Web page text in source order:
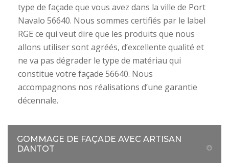
type de façade que vous avez dans la ville de Port
Navalo 56640. Nous sommes certifiés par le label
RGE ce qui veut dire que les produits que nous
allons utiliser sont agréés, d’excellente qualité et
ne va pas dégrader le type de matériau qui
constitue votre façade 56640. Nous
accompagnons nos réalisations d’une garantie
décennale.
GOMMAGE DE FAÇADE AVEC ARTISAN
DANTOT